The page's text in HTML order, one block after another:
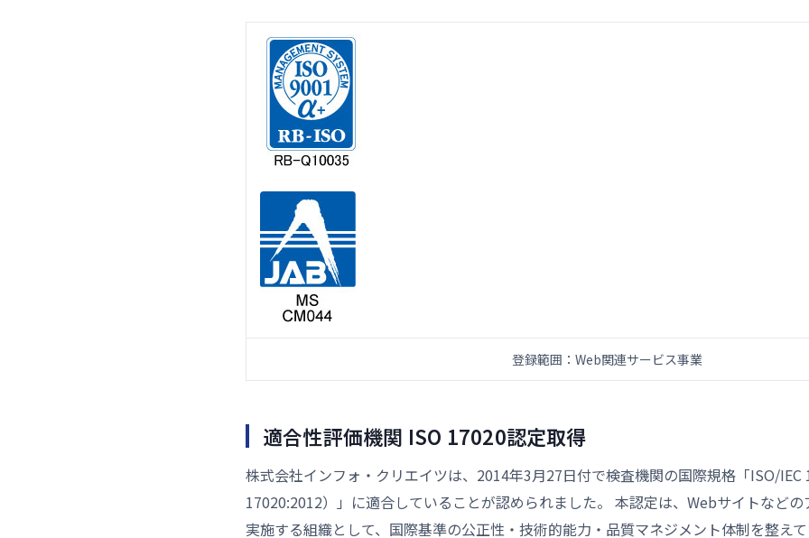
登録範囲：Web関連サービス事業
適合性評価機関 ISO 17020認定取得
株式会社インフォ・クリエイツは、2014年3月27日付で検査機関の国際規格「ISO/IEC
17020:2012）」に適合していることが認められました。 本認定は、Webサイトなど
実施する組織として、国際基準の公正性・技術的能力・品質マネジメント体制を整え